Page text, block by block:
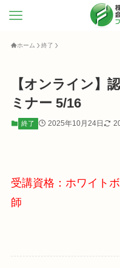
ホーム 終了
【オンライン】
ミナー 5/16
終了 2025年10月24日
受講資格：ホワイト
師